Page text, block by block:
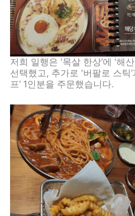
저희 일행은 ‘목살 한상’에 ‘해
선택했고, 추가로 ‘버팔로 스틱
프’ 1인분을 주문했습니다.